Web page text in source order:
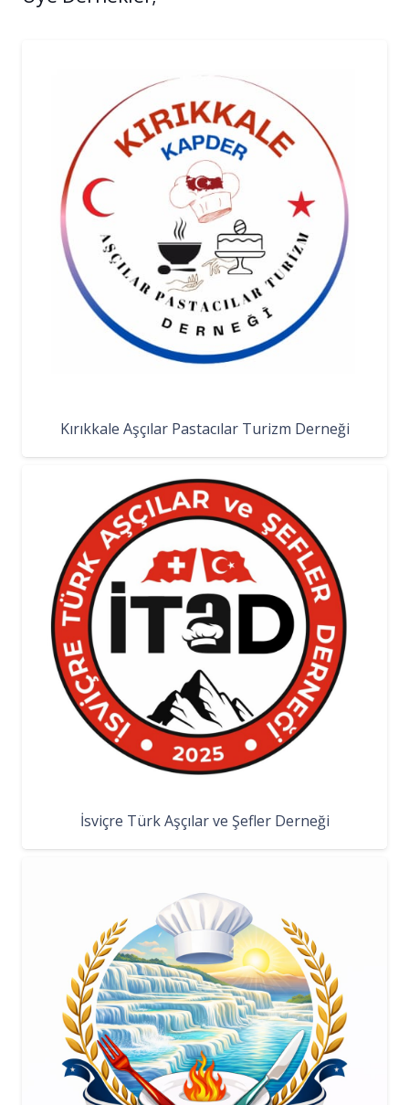
Kırıkkale Aşçılar Pastacılar Turizm Derneği
İsviçre Türk Aşçılar ve Şefler Derneği